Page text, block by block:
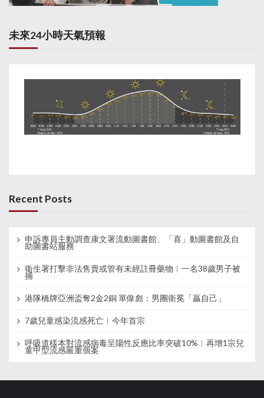
未來24小時天氣預報
Recent Posts
申訴專員主動調查康文署流動圖書館、「喜」動圖書館及自
助圖書站服務
衞生署打擊非法售賣或管有未經註冊藥物︱一名38歲男子被
捕
港隊橋牌亞洲盃奪2金2銅 單偉彪：男團衛冕「贏自己」
7歲兒童感染流感死亡︱今年首宗
呼吸道樣本對流感病毒呈陽性反應比率突破10%︱再增1宗兒
童甲型流感嚴重個案